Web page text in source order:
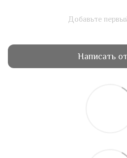
Добавьте
Написать